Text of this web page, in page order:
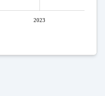
2023